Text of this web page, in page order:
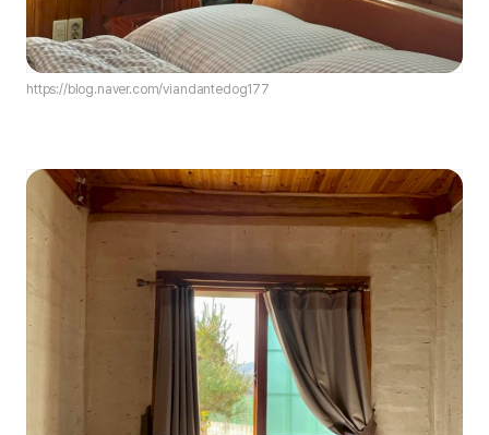
https://blog.naver.com/viandantedog177